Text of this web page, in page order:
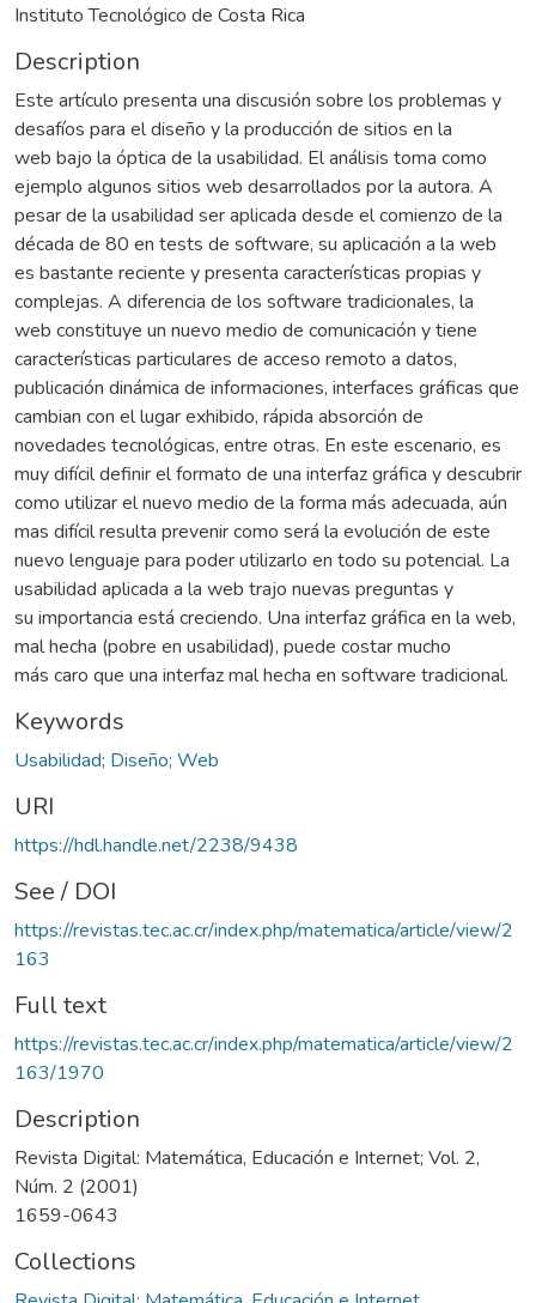
Instituto Tecnológico de Costa Rica
Description
Este artículo presenta una discusión sobre los problemas y
desafíos para el diseño y la producción de sitios en la
web bajo la óptica de la usabilidad. El análisis toma como
ejemplo algunos sitios web desarrollados por la autora. A
pesar de la usabilidad ser aplicada desde el comienzo de la
década de 80 en tests de software, su aplicación a la web
es bastante reciente y presenta características propias y
complejas. A diferencia de los software tradicionales, la
web constituye un nuevo medio de comunicación y tiene
características particulares de acceso remoto a datos,
publicación dinámica de informaciones, interfaces gráficas que
cambian con el lugar exhibido, rápida absorción de
novedades tecnológicas, entre otras. En este escenario, es
muy difícil definir el formato de una interfaz gráfica y descubrir
como utilizar el nuevo medio de la forma más adecuada, aún
mas difícil resulta prevenir como será la evolución de este
nuevo lenguaje para poder utilizarlo en todo su potencial. La
usabilidad aplicada a la web trajo nuevas preguntas y
su importancia está creciendo. Una interfaz gráfica en la web,
mal hecha (pobre en usabilidad), puede costar mucho
más caro que una interfaz mal hecha en software tradicional.
Keywords
Usabilidad; Diseño; Web
URI
https://hdl.handle.net/2238/9438
See / DOI
https://revistas.tec.ac.cr/index.php/matematica/article/view/2
163
Full text
https://revistas.tec.ac.cr/index.php/matematica/article/view/2
163/1970
Description
Revista Digital: Matemática, Educación e Internet; Vol. 2,
Núm. 2 (2001)
1659-0643
Collections